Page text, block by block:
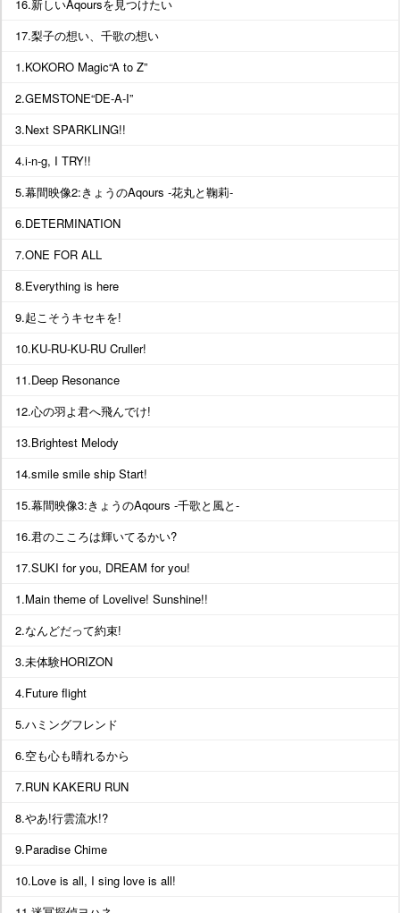
16.新しいAqoursを見つけたい
17.梨子の想い、千歌の想い
1.KOKORO Magic“A to Z”
2.GEMSTONE“DE-A-I”
3.Next SPARKLING!!
4.i-n-g, I TRY!!
5.幕間映像2:きょうのAqours -花丸と鞠莉-
6.DETERMINATION
7.ONE FOR ALL
8.Everything is here
9.起こそうキセキを!
10.KU-RU-KU-RU Cruller!
11.Deep Resonance
12.心の羽よ君へ飛んでけ!
13.Brightest Melody
14.smile smile ship Start!
15.幕間映像3:きょうのAqours -千歌と風と-
16.君のこころは輝いてるかい?
17.SUKI for you, DREAM for you!
1.Main theme of Lovelive! Sunshine!!
2.なんどだって約束!
3.未体験HORIZON
4.Future flight
5.ハミングフレンド
6.空も心も晴れるから
7.RUN KAKERU RUN
8.やあ!行雲流水!?
9.Paradise Chime
10.Love is all, I sing love is all!